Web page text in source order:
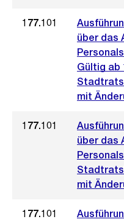
177.101
über das
Gültig ab
mit
177.101
über das
mit
177.101